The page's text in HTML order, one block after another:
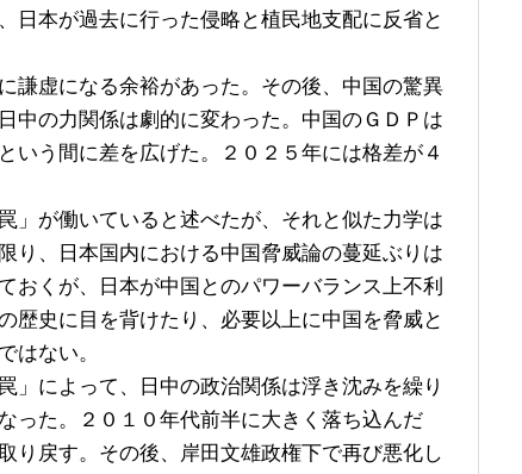
日本が過去に行った侵略と植民地支配に反省と
謙虚になる余裕があった。その後、中国の驚異
中の力関係は劇的に変わった。中国のＧＤＰは
いう間に差を広げた。２０２５年には格差が４
が働いていると述べたが、それと似た力学は
り、日本国内における中国脅威論の蔓延ぶりは
おくが、日本が中国とのパワーバランス上不利
歴史に目を背けたり、必要以上に中国を脅威と
はない。
によって、日中の政治関係は浮き沈みを繰り
った。２０１０年代前半に大きく落ち込んだ
り戻す。その後、岸田文雄政権下で再び悪化し